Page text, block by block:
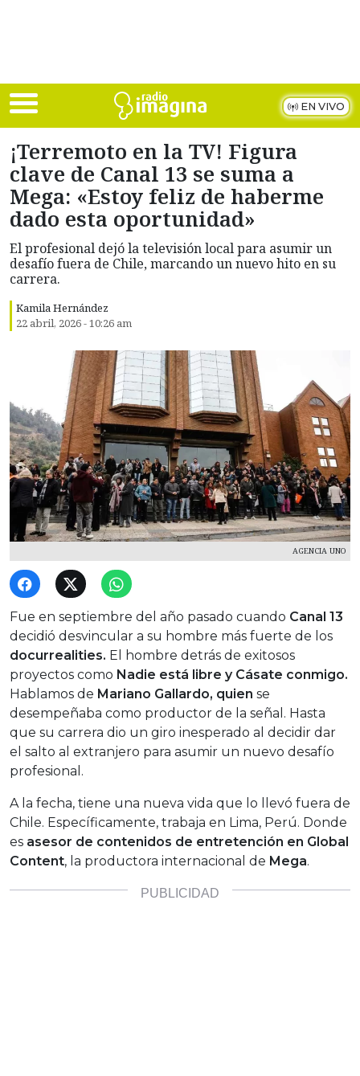
EN VIVO
¡Terremoto en la TV! Figura
clave de Canal 13 se suma a
Mega: «Estoy feliz de haberme
dado esta oportunidad»
El profesional dejó la televisión local para asumir un
desafío fuera de Chile, marcando un nuevo hito en su
carrera.
Kamila Hernández
22 abril, 2026 - 10:26 am
AGENCIA UNO
Fue en septiembre del año pasado cuando Canal 13
decidió desvincular a su hombre más fuerte de los
docurrealities. El hombre detrás de exitosos
proyectos como Nadie está libre y Cásate conmigo.
Hablamos de Mariano Gallardo, quien se
desempeñaba como productor de la señal. Hasta
que su carrera dio un giro inesperado al decidir dar
el salto al extranjero para asumir un nuevo desafío
profesional.
A la fecha, tiene una nueva vida que lo llevó fuera de
Chile. Específicamente, trabaja en Lima, Perú. Donde
es asesor de contenidos de entretención en Global
Content, la productora internacional de Mega.